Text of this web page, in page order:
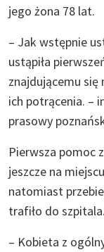
jego żona 78 lat.
– Jak wstępnie
ustąpiła
znajdującemu się
ich potrącenia. –
prasowy
Pierwsza pomoc
jeszcze na
natomiast
trafiło do szpitala.
– Kobieta z